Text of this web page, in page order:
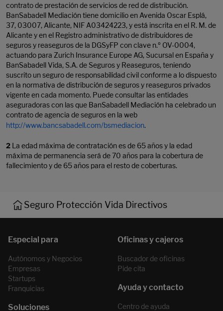
contrato de prestación de servicios de red de distribución.
BanSabadell Mediación tiene domicilio en Avenida Oscar Esplá,
37, 03007, Alicante, NIF A03424223, y está inscrita en el R. M. de
Alicante y en el Registro administrativo de distribuidores de
seguros y reaseguros de la DGSyFP con clave n.º OV-0004,
actuando para Zurich Insurance Europe AG, Sucursal en España y
BanSabadell Vida, S.A. de Seguros y Reaseguros, teniendo
suscrito un seguro de responsabilidad civil conforme a lo dispuesto
en la normativa de distribución de seguros y reaseguros privados
vigente en cada momento. Puede consultar las entidades
aseguradoras con las que BanSabadell Mediación ha celebrado un
contrato de agencia de seguros en la web
http://www.bancsabadell.com/bsmediacion.
2 La edad máxima de contratación es de 65 años y la edad
máxima de permanencia será de 70 años para la cobertura de
fallecimiento y de 65 años para el resto de coberturas.
Seguro Protección Vida Directivos
Autónomos y Negocios
Empresas
Startups
Franquicias
Buscador de oficinas
Pide cita
Centro de ayuda